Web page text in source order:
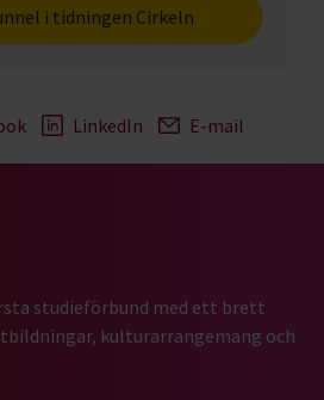
i tidningen Cirkeln
LinkedIn E-mail
startsida
studieförbund med ett brett
kulturarrangemang och